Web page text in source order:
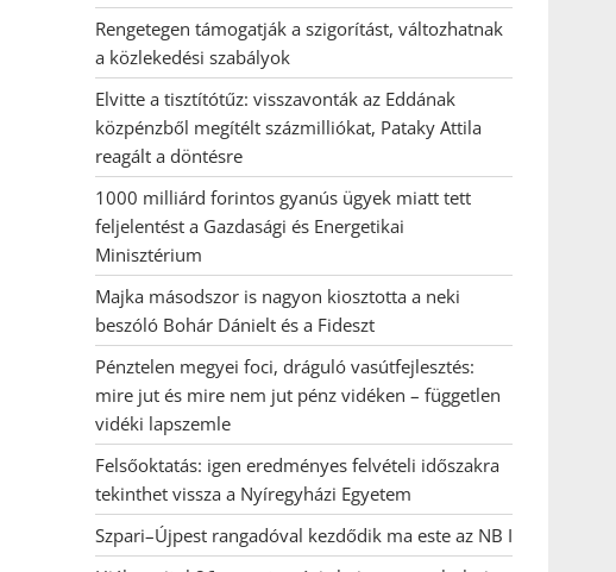
Rengetegen támogatják a szigorítást, változhatnak
a közlekedési szabályok
Elvitte a tisztítótűz: visszavonták az Eddának
közpénzből megítélt százmilliókat, Pataky Attila
reagált a döntésre
1000 milliárd forintos gyanús ügyek miatt tett
feljelentést a Gazdasági és Energetikai
Minisztérium
Majka másodszor is nagyon kiosztotta a neki
beszóló Bohár Dánielt és a Fideszt
Pénztelen megyei foci, dráguló vasútfejlesztés:
mire jut és mire nem jut pénz vidéken – független
vidéki lapszemle
Felsőoktatás: igen eredményes felvételi időszakra
tekinthet vissza a Nyíregyházi Egyetem
Szpari–Újpest rangadóval kezdődik ma este az NB I